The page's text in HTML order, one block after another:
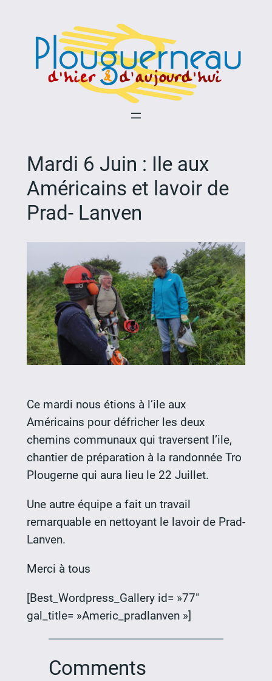
Mardi 6 Juin : Ile aux
Américains et lavoir de
Prad- Lanven
Ce mardi nous étions à l’ile aux
Américains pour défricher les deux
chemins communaux qui traversent l’ile,
chantier de préparation à la randonnée Tro
Plougerne qui aura lieu le 22 Juillet.
Une autre équipe a fait un travail
remarquable en nettoyant le lavoir de Prad-
Lanven.
Merci à tous
[Best_Wordpress_Gallery id= »77″
gal_title= »Americ_pradlanven »]
Comments